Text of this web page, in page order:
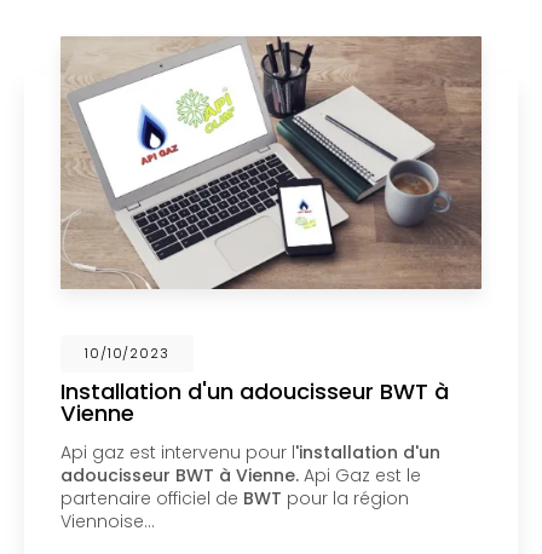
02/10/2023
Nouveau support de communication
web
Api Gaz à Viennevous présente son nouveau
support de communication web réalisé par la
sociétéBIIM COM . Vous souhaitant une
agréable visite, si vous avez besoin…